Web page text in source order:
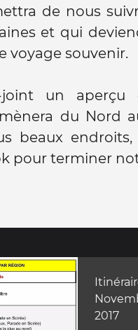
de nous
et qui
voyage souvenir.
joint un aperçu
du Nord
beaux
pour terminer
2017